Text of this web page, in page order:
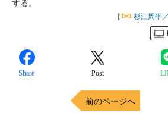
する。
[ 杉江周平
Share Post
前のページへ